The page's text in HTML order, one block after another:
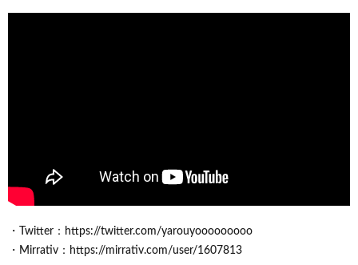
・Twitter：https://twitter.com/yarouyooooooooo
・Mirrativ：https://mirrativ.com/user/1607813